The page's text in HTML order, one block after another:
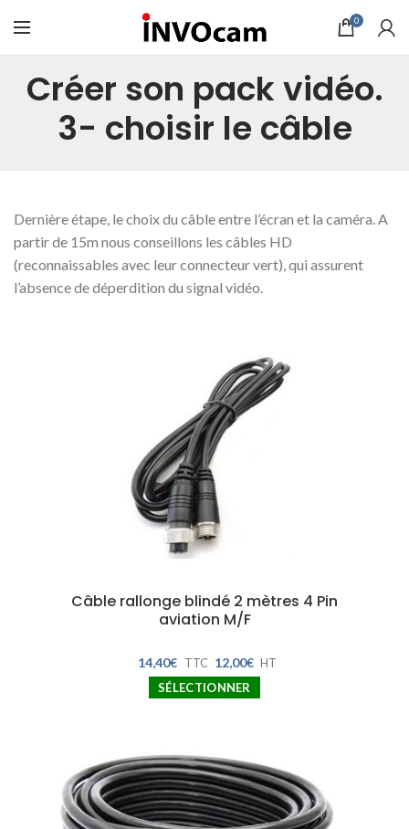
0
Créer son pack vidéo.
3- choisir le câble
Dernière étape, le choix du câble entre l’écran et la caméra. A
partir de 15m nous conseillons les câbles HD
(reconnaissables avec leur connecteur vert), qui assurent
l’absence de déperdition du signal vidéo.
Câble rallonge blindé 2 mètres 4 Pin
aviation M/F
14,40€ TTC 12,00€ HT
SÉLECTIONNER